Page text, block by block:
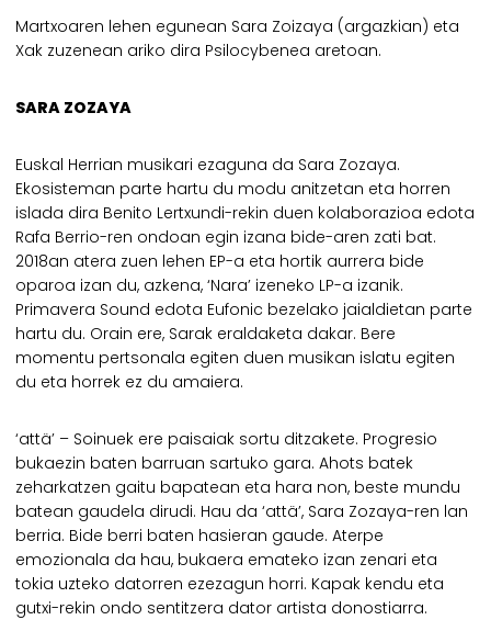
Martxoaren lehen egunean Sara Zoizaya (argazkian) eta
Xak zuzenean ariko dira Psilocybenea aretoan.
SARA ZOZAYA
Euskal Herrian musikari ezaguna da Sara Zozaya.
Ekosisteman parte hartu du modu anitzetan eta horren
islada dira Benito Lertxundi-rekin duen kolaborazioa edota
Rafa Berrio-ren ondoan egin izana bide-aren zati bat.
2018an atera zuen lehen EP-a eta hortik aurrera bide
oparoa izan du, azkena, ‘Nara’ izeneko LP-a izanik.
Primavera Sound edota Eufonic bezelako jaialdietan parte
hartu du. Orain ere, Sarak eraldaketa dakar. Bere
momentu pertsonala egiten duen musikan islatu egiten
du eta horrek ez du amaiera.
‘attä’ – Soinuek ere paisaiak sortu ditzakete. Progresio
bukaezin baten barruan sartuko gara. Ahots batek
zeharkatzen gaitu bapatean eta hara non, beste mundu
batean gaudela dirudi. Hau da ‘attä’, Sara Zozaya-ren lan
berria. Bide berri baten hasieran gaude. Aterpe
emozionala da hau, bukaera emateko izan zenari eta
tokia uzteko datorren ezezagun horri. Kapak kendu eta
gutxi-rekin ondo sentitzera dator artista donostiarra.